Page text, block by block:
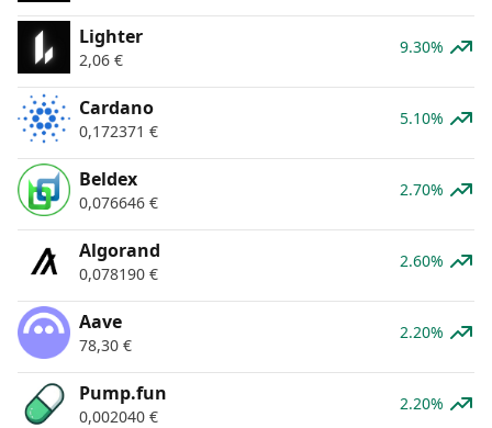
Lighter
2,06 €
9.30%
Cardano
0,172371 €
5.10%
Beldex
0,076646 €
2.70%
Algorand
0,078190 €
2.60%
Aave
78,30 €
2.20%
Pump.fun
0,002040 €
2.20%